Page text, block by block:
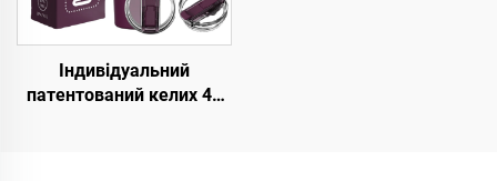
Індивідуальний
патентований келих 40